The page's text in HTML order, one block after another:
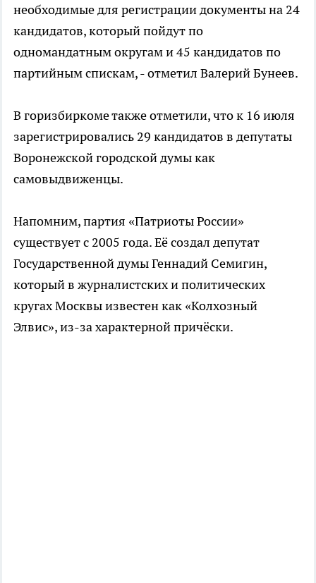
необходимые для регистрации документы на 24
кандидатов, который пойдут по
одномандатным округам и 45 кандидатов по
партийным спискам, - отметил Валерий Бунеев.
В горизбиркоме также отметили, что к 16 июля
зарегистрировались 29 кандидатов в депутаты
Воронежской городской думы как
самовыдвиженцы.
Напомним, партия «Патриоты России»
существует с 2005 года. Её создал депутат
Государственной думы Геннадий Семигин,
который в журналистских и политических
кругах Москвы известен как «Колхозный
Элвис», из-за характерной причёски.